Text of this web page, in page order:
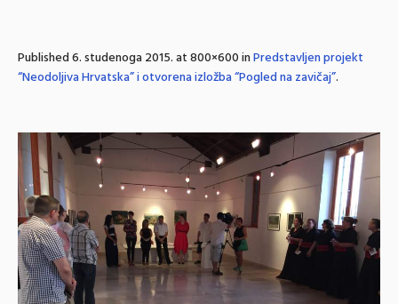
Published6. studenoga 2015.at 800×600 inPredstavljen projekt
“Neodoljiva Hrvatska” i otvorena izložba “Pogled na zavičaj”.